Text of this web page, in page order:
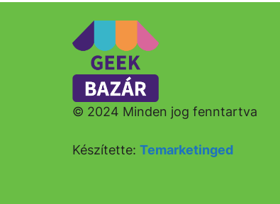
© 2024 Minden jog fenntartva
Készítette: Temarketinged